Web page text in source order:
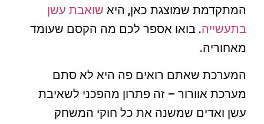
המתקדמת שמוצגת כאן, היא שואבת עשן
בתעשייה. בואו אספר לכם מה הקסם שעומד
מאחוריה.
המערכת שאתם רואים פה היא לא סתם
מערכת אוורור – זה פתרון מהפכני לשאיבת
עשן ואדים שמשנה את כל חוקי המשחק